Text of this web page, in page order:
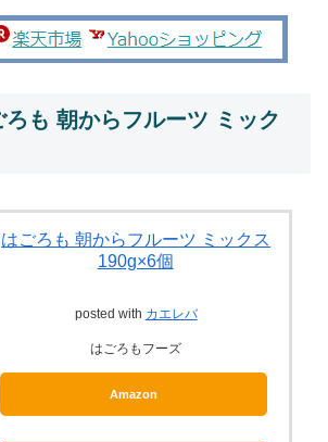
も 朝からフルーツ ミック
はごろも 朝からフルーツ ミックス
190g×6個
posted with カエレバ
はごろもフーズ
Amazon